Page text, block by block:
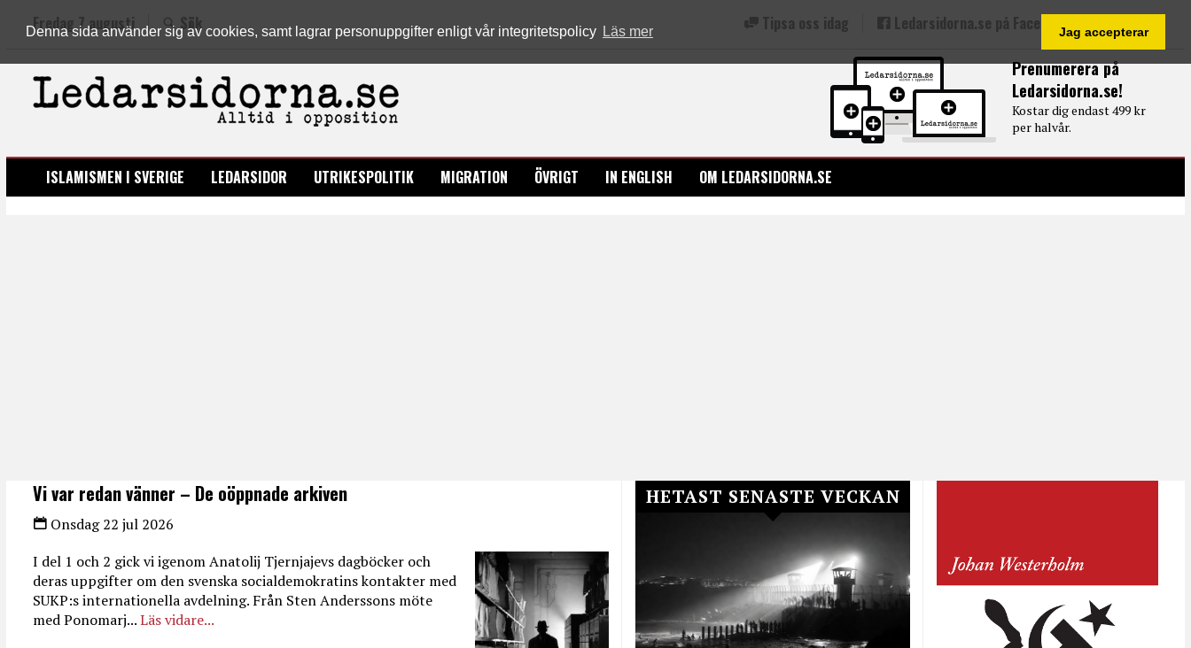
Denna sida använder sig av cookies, samt lagrar personuppgifter enligt vår integritetspolicy Läs mer Jag accepterar
Prenumerera på
Ledarsidorna.se!
Kostar dig endast 499 kr
per halvår.
Fredag 7 augusti Sök Tipsa oss idag Ledarsidorna.se på Facebook
LEDARSIDORNA.SE
ISLAMISMEN I SVERIGE LEDARSIDOR UTRIKESPOLITIK MIGRATION ÖVRIGT IN ENGLISH OM LEDARSIDORNA.SE
Vi var redan vänner – De oöppnade arkiven
Onsdag 22 jul 2026
I del 1 och 2 gick vi igenom Anatolij Tjernjajevs dagböcker och
deras uppgifter om den svenska socialdemokratins kontakter med
SUKP:s internationella avdelning. Från Sten Anderssons möte
med Ponomarj...Läs vidare...
HETAST SENASTE VECKAN